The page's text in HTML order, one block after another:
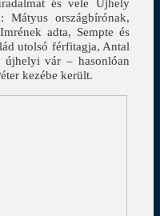
és vele Újhely
Mátyus országbírónak,
adta, Sempte és
utolsó férfitagja, Antal
újhelyi vár – hasonlóan
kezébe került.